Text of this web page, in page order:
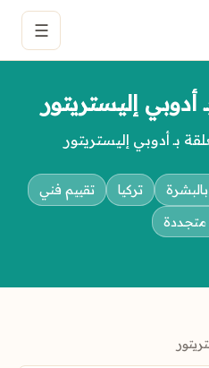
☰
إليستريتور
بـ أدوبي إليستريتور
بالبشرة تركيا
تقييم فني
متجددة